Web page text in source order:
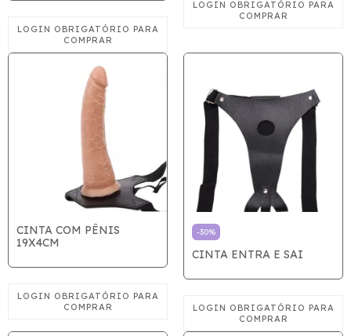
CINTA COM PÊNIS
19X4CM
-30%
CINTA ENTRA E SAI